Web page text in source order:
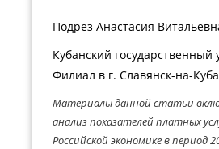
Подрез Анастасия
Кубанский государственный
Филиал в г. Славянск-на-
Материалы данной статьи
анализ показателей платных
Российской экономике в период